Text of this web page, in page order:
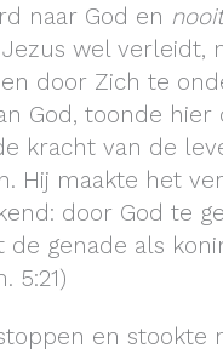
naar God en nooit
wel verleidt,
door Zich te
God, toonde hier
kracht van de
Hij maakte het
door God te
de genade als
5:21)
en stookte